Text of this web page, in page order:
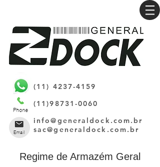
(11) 4237-4159
(11)98731-0060
info@generaldock.com.br
sac@generaldock.com.br
Regime de Armazém Geral